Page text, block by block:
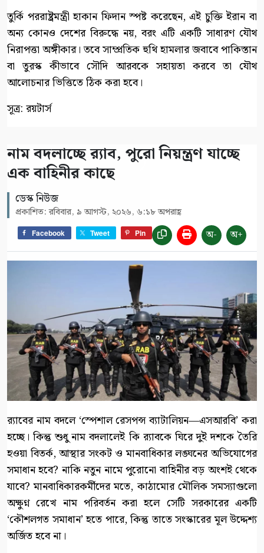
তুর্কি পররাষ্ট্রমন্ত্রী হাকান ফিদান স্পষ্ট করেছেন, এই চুক্তি ইরান বা
অন্য কোনও দেশের বিরুদ্ধে নয়, বরং এটি একটি সাধারণ যৌথ
নিরাপত্তা অঙ্গীকার। তবে সাম্প্রতিক হুথি হামলার জবাবে পাকিস্তান
বা তুরস্ক কীভাবে সৌদি আরবকে সহায়তা করবে তা যৌথ
আলোচনার ভিত্তিতে ঠিক করা হবে।
সূত্র: রয়টার্স
নাম বদলাচ্ছে র‌্যাব, পুরো নিয়ন্ত্রণ যাচ্ছে
এক বাহিনীর কাছে
ডেস্ক নিউজ
প্রকাশিত: রবিবার, ৯ আগস্ট, ২০২৬, ৬:১৮ অপরাহ্ণ
Facebook Tweet Pin অ- অ+
র‍্যাবের নাম বদলে ‘স্পেশাল রেসপন্স ব্যাটালিয়ন—এসআরবি’ করা
হচ্ছে। কিন্তু শুধু নাম বদলালেই কি র‍্যাবকে ঘিরে দুই দশকে তৈরি
হওয়া বিতর্ক, আস্থার সংকট ও মানবাধিকার লঙ্ঘনের অভিযোগের
সমাধান হবে? নাকি নতুন নামে পুরোনো বাহিনীর বড় অংশই থেকে
যাবে? মানবাধিকারকর্মীদের মতে, কাঠামোর মৌলিক সমস্যাগুলো
অক্ষুণ্ন রেখে নাম পরিবর্তন করা হলে সেটি সরকারের একটি
‘কৌশলগত সমাধান’ হতে পারে, কিন্তু তাতে সংস্কারের মূল উদ্দেশ্য
অর্জিত হবে না।